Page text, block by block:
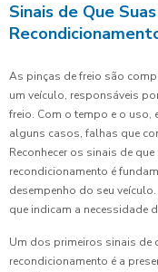
Sinais de Que
As pinças de freio são
um veículo, responsáveis
freio. Com o tempo e o uso,
alguns casos, falhas que
Reconhecer os sinais de
recondicionamento é
desempenho do seu
que indicam a necessidade
Um dos primeiros sinais de
recondicionamento é a